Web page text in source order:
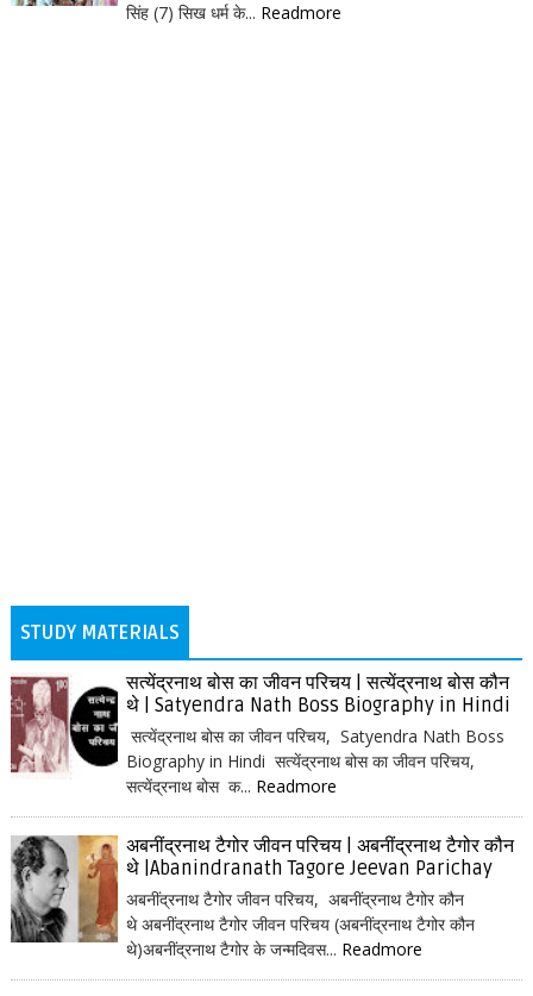
सिंह (7) सिख धर्म के... Readmore
STUDY MATERIALS
सत्येंद्रनाथ बोस का जीवन परिचय | सत्येंद्रनाथ बोस कौन
थे | Satyendra Nath Boss Biography in Hindi
सत्येंद्रनाथ बोस का जीवन परिचय, Satyendra Nath Boss
Biography in Hindi सत्येंद्रनाथ बोस का जीवन परिचय,
सत्येंद्रनाथ बोस क... Readmore
अबनींद्रनाथ टैगोर जीवन परिचय | अबनींद्रनाथ टैगोर कौन
थे |Abanindranath Tagore Jeevan Parichay
अबनींद्रनाथ टैगोर जीवन परिचय, अबनींद्रनाथ टैगोर कौन
थे अबनींद्रनाथ टैगोर जीवन परिचय (अबनींद्रनाथ टैगोर कौन
थे)अबनींद्रनाथ टैगोर के जन्मदिवस... Readmore